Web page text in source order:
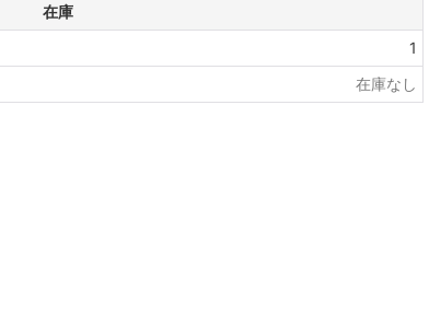
在庫
1
在庫なし